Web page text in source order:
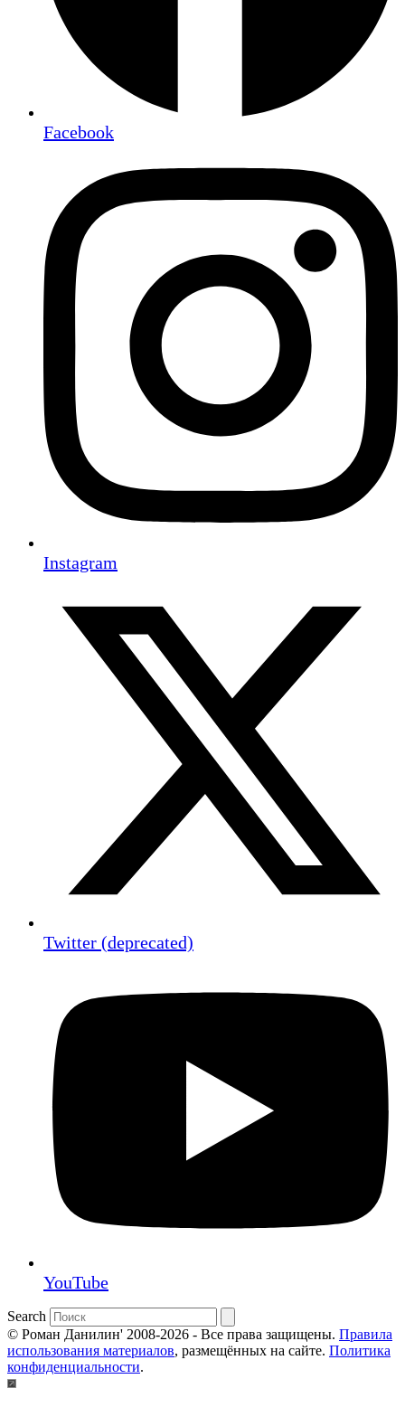
Facebook
Instagram
Twitter (deprecated)
YouTube
Search
© Роман Данилин' 2008-2026 - Все права защищены. Правила
использования материалов, размещённых на сайте. Политика
конфиденциальности.